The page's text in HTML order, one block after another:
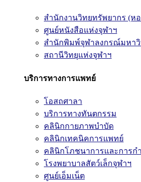
สำนักงานวิทยทรัพยากร (ห
ศูนย์หนังสือแห่งจุฬาฯ
สำนักพิมพ์จุฬาลงกรณ์มหาวิ
สถานีวิทยุแห่งจุฬาฯ
บริการทางการแพทย์
โอสถศาลา
บริการทางทันตกรรม
คลินิกกายภาพบำบัด
คลินิกเทคนิคการแพทย์
คลินิกโภชนาการและการก
โรงพยาบาลสัตว์เล็กจุฬาฯ
ศูนย์เอ็มเน็ต